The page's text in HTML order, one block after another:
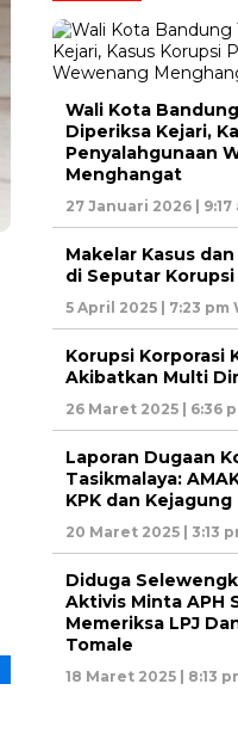
Wali Kota
Diperiksa Kejari,
Penyalahgunaan
Menghangat
27 Januari 2026 | 9:17
Makelar Kasus
di Seputar
5 April 2025 | 7:23 pm
Korupsi Korporasi
Akibatkan Multi
26 Maret 2025 | 6:36
Laporan Dugaan
Tasikmalaya:
KPK dan
20 Maret 2025 | 3:13
Diduga
Aktivis Minta APH
Memeriksa LPJ
Tomale
18 Maret 2025 | 8:13